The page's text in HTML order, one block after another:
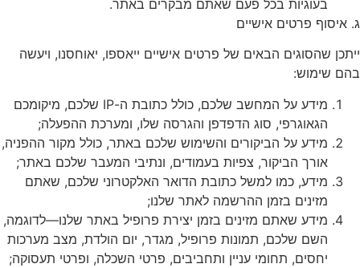
בעוגיות בכל פעם שאתם מבקרים באתר.
ג. איסוף פרטים אישיים
ייתכן שהסוגים הבאים של פרטים אישיים ייאספו, יאוחסנו, ויעשה
בהם שימוש:
מידע על המחשב שלכם, כולל כתובת ה-IP שלכם, מיקומכם
הגאוגרפי, סוג הדפדפן והגרסה שלו, ומערכת ההפעלה;
מידע על הביקורים והשימוש שלכם באתר, כולל מקור ההפניה,
אורך הביקור, צפיות בעמודים, ונתיבי המעבר שלכם באתר;
מידע, כמו למשל כתובת הדואר האלקטרוני שלכם, שאתם
מזינים בזמן ההרשמה לאתר שלנו;
מידע שאתם מזינים בזמן יצירת פרופיל באתר שלנו—לדוגמה,
השם שלכם, תמונות פרופיל, מגדר, יום הולדת, מצב מערכות
יחסים, תחומי עניין ותחביבים, פרטי השכלה, ופרטי תעסוקה;